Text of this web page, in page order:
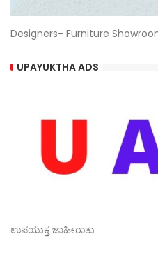
Designers- Furniture
UPAYUKTHA ADS
ಉಪಯುಕ್ತ ಜಾಹೀರಾತು